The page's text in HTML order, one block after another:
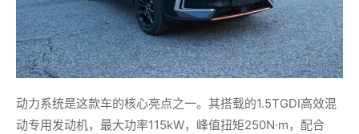
动力系统是这款车的核心亮点之一。其搭载的1.5TGDI高效混
动专用发动机，最大功率115kW，峰值扭矩250N·m，配合